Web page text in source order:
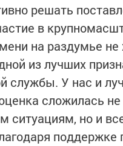
решать
в
на раздумье не
из лучших
службы. У нас и
сложилась
ситуациям, но и